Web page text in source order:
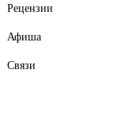
Рецензии
Афиша
Связи